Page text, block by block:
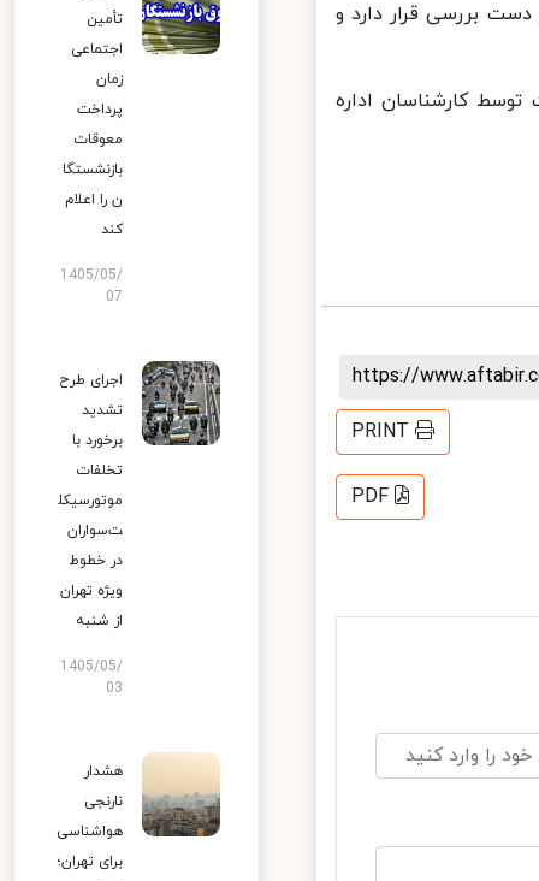
بررسی قرار دارد و
کارشناسان اداره
https://
PRINT
PDF
تأمین
اجتماعی
زمان
پرداخت
معوقات
بازنشستگا
ن را اعلام
کند
1405/05/
07
اجرای طرح
تشدید
برخورد با
تخلفات
موتورسیکل
ت‌سواران
در خطوط
ویژه تهران
از شنبه
1405/05/
03
هشدار
نارنجی
هواشناسی
برای تهران؛